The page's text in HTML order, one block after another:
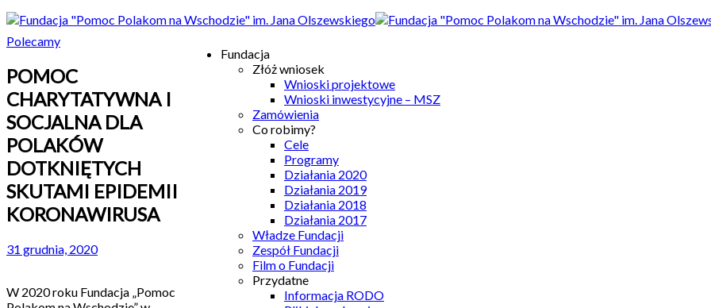
Fundacja
Złóż wniosek
Wnioski projektowe
Wnioski inwestycyjne – MSZ
Zamówienia
Co robimy?
Cele
Programy
Działania 2020
Działania 2019
Działania 2018
Działania 2017
Władze Fundacji
Zespół Fundacji
Film o Fundacji
Przydatne
Informacja RODO
Polecamy
POMOC
CHARYTATYWNA I
SOCJALNA DLA
POLAKÓW
DOTKNIĘTYCH
SKUTAMI EPIDEMII
KORONAWIRUSA
31 grudnia, 2020
W 2020 roku Fundacja „Pomoc